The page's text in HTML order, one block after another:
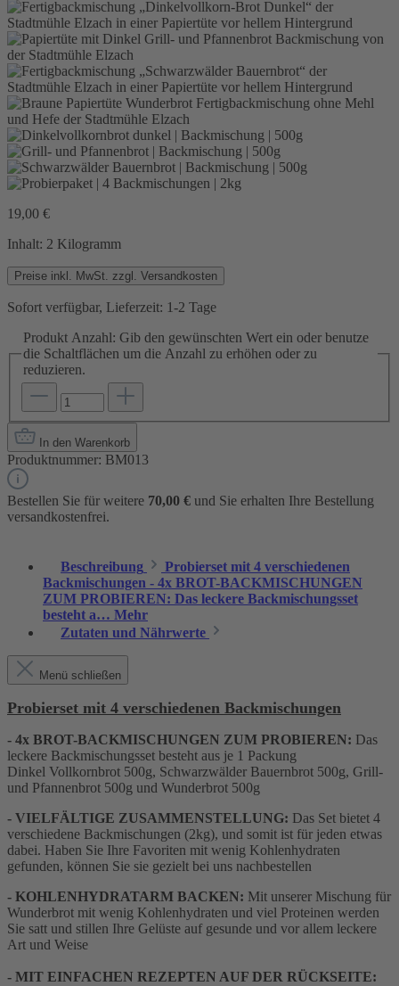
19,00 €
Inhalt: 2 Kilogramm
Preise inkl. MwSt. zzgl. Versandkosten
Sofort verfügbar, Lieferzeit: 1-2 Tage
Produkt Anzahl: Gib den gewünschten Wert ein oder benutze
die Schaltflächen um die Anzahl zu erhöhen oder zu
reduzieren.
In den Warenkorb
Produktnummer: BM013
Bestellen Sie für weitere 70,00 € und Sie erhalten Ihre Bestellung
versandkostenfrei.
Beschreibung
Probierset mit 4 verschiedenen
Backmischungen - 4x BROT-BACKMISCHUNGEN
ZUM PROBIEREN: Das leckere Backmischungsset
besteht a… Mehr
Zutaten und Nährwerte
Menü schließen
Probierset mit 4 verschiedenen Backmischungen
- 4x BROT-BACKMISCHUNGEN ZUM PROBIEREN: Das
leckere Backmischungsset besteht aus je 1 Packung
Dinkel Vollkornbrot 500g, Schwarzwälder Bauernbrot 500g, Grill-
und Pfannenbrot 500g und Wunderbrot 500g
- VIELFÄLTIGE ZUSAMMENSTELLUNG: Das Set bietet 4
verschiedene Backmischungen (2kg), und somit ist für jeden etwas
dabei. Haben Sie Ihre Favoriten mit wenig Kohlenhydraten
gefunden, können Sie sie gezielt bei uns nachbestellen
- KOHLENHYDRATARM BACKEN: Mit unserer Mischung für
Wunderbrot mit wenig Kohlenhydraten und viel Proteinen werden
Sie satt und stillen Ihre Gelüste auf gesunde und vor allem leckere
Art und Weise
- MIT EINFACHEN REZEPTEN AUF DER RÜCKSEITE: